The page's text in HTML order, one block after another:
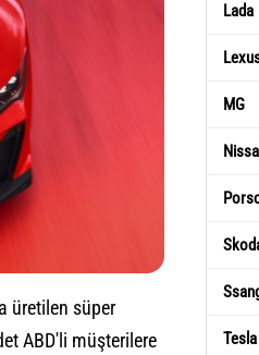
üretilen süper
ABD'li müşterilere
Lada
MG
Tesla